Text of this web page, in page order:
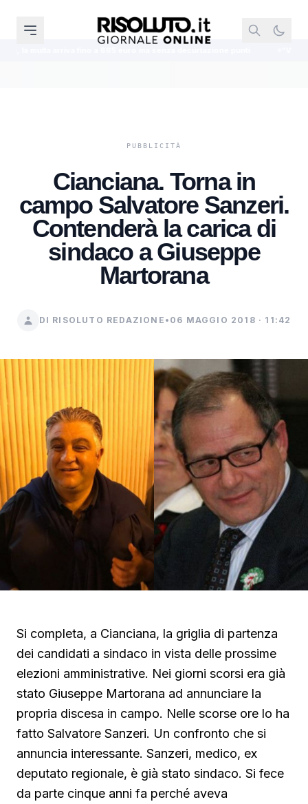
Cianciana. Torna in
campo Salvatore Sanzeri.
Contenderà la carica di
sindaco a Giuseppe
Martorana
DI RISOLUTO REDAZIONE • 06 MAGGIO 2018 · 11:42
Si completa, a Cianciana, la griglia di partenza
dei candidati a sindaco in vista delle prossime
elezioni amministrative. Nei giorni scorsi era già
stato Giuseppe Martorana ad annunciare la
propria discesa in campo. Nelle scorse ore lo ha
fatto Salvatore Sanzeri. Un confronto che si
annuncia interessante. Sanzeri, medico, ex
deputato regionale, è già stato sindaco. Si fece
da parte cinque anni fa perché aveva